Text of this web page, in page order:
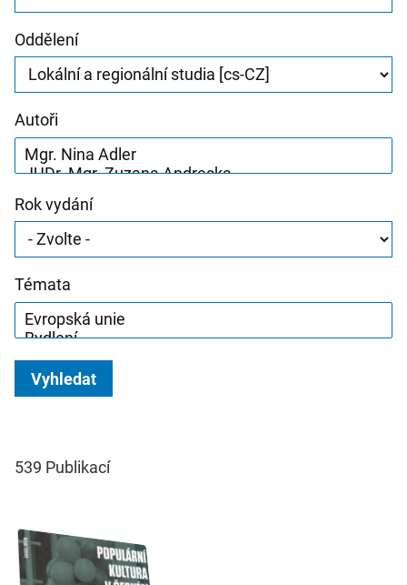
Oddělení
Autoři
Rok vydání
Témata
Vyhledat
539 Publikací